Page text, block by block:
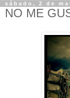
sábado, 2 de
NO ME